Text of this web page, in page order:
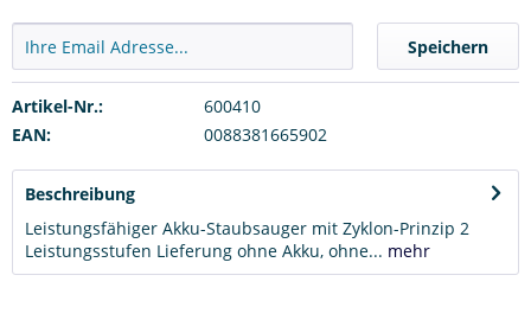
Speichern
Artikel-Nr.:
600410
EAN:
0088381665902
Beschreibung
Leistungsfähiger Akku-Staubsauger mit Zyklon-Prinzip 2
Leistungsstufen Lieferung ohne Akku, ohne... mehr